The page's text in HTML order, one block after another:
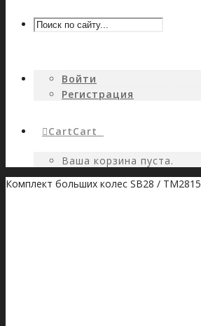
Войти
Регистрация
CartCart
Ваша корзина пуста.
Комплект больших колес SB28 / TM2815